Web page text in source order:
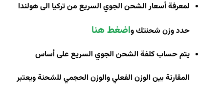
لمعرفة أسعار الشحن الجوي السريع من تركيا الى هولندا
حدد وزن شحنتك واضغط هنا
يتم حساب كلفة الشحن الجوي السريع على أساس
المقارنة بين الوزن الفعلي والوزن الحجمي للشحنة ويعتبر